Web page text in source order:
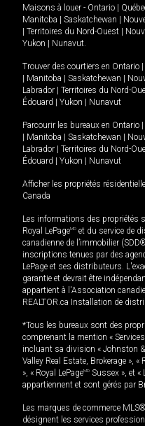
Maisons à louer - Ontario
Manitoba
Saskatchewan
Territoires du Nord-Ouest
Yukon
Nunavut.
Trouver des courtiers en Ontario
Manitoba Saskatchewan
Labrador
Territoires du Nord-
Édouard
Yukon Nunavut
Parcourir les bureaux en Ontario
Manitoba Saskatchewan
Labrador
Territoires du Nord-
Édouard
Yukon Nunavut
Afficher les propriétés
Canada
Les informations des propriétés
Royal LePageMD et du service de
canadienne de l’immobilier
inscriptions tenues par des
LePage et ses distributeurs.
garantie et devrait être
appartient à l'Association
REALTOR.ca Installation de
*Tous les bureaux sont des
comprenant la mention «
incluant sa division « Johnston &
Valley Real Estate, Brokerage », «
», « Royal LePageMD Sussex », et
appartiennent et sont gérés par
Les marques de commerce
désignent les services